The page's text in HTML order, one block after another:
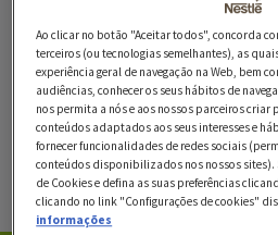
coco ralado q.b.
250 g de Chocolate Preto 70%
2 c. de sopa de óleo girassol
120 g de Leite Condensado
Ao clicar no botão "Aceitar todos", concorda
terceiros (ou tecnologias semelhantes), as
experiência geral de navegação na Web, bem
audiências, conhecer os seus hábitos de
nos permita a nós e aos nossos parceiros criar
conteúdos adaptados aos seus interesses e
fornecer funcionalidades de redes sociais
conteúdos disponibilizados nos nossos sites).
de Cookies e defina as suas preferências
clicando no link "Configurações de cookies"
informações